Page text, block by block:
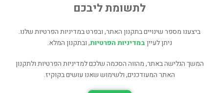
רומן רומנטי
לתשומת ליבכם
ביצענו מספר שינויים בתקנון האתר, ובפרט במדיניות הפרטיות שלנו.
ניתן לעייןבמדיניות הפרטיות, ובתקנון המלא.
המשך הגלישה באתר, מהווה הסכמה שלכם למדיניות הפרטיות ולתקנון
האתר המעודכנים, ולשימוש שאנו עושים בקוקיז.